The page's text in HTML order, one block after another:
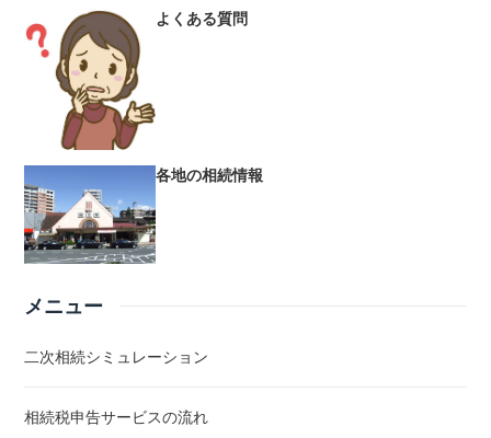
よくある質問
各地の相続情報
メニュー
二次相続シミュレーション
相続税申告サービスの流れ